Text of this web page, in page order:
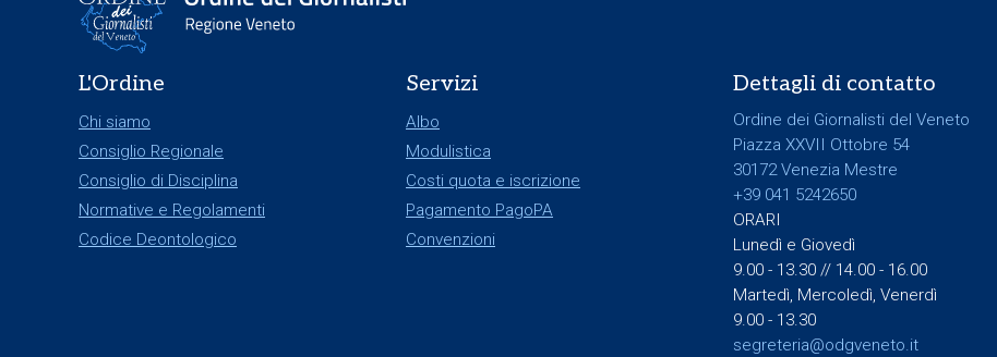
L'Ordine
Chi siamo
Consiglio Regionale
Consiglio di Disciplina
Normative e Regolamenti
Codice Deontologico
Servizi
Albo
Modulistica
Costi quota e iscrizione
Pagamento PagoPA
Convenzioni
Dettagli di contatto
Ordine dei Giornalisti del Veneto
Piazza XXVII Ottobre 54
30172 Venezia Mestre
+39 041 5242650
ORARI
Lunedì e Giovedì
9.00 - 13.30 // 14.00 - 16.00
Martedì, Mercoledì, Venerdì
9.00 - 13.30
segreteria@odgveneto.it